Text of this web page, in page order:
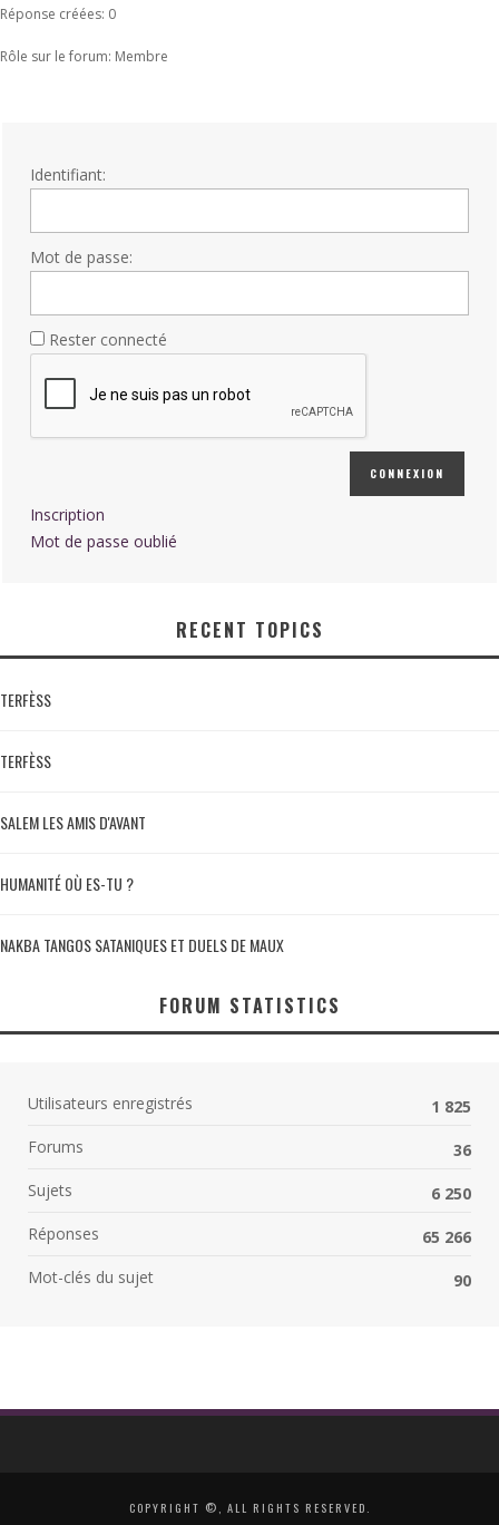
Réponse créées: 0
Rôle sur le forum: Membre
Identifiant:
Mot de passe:
Rester connecté
CONNEXION
Inscription
Mot de passe oublié
RECENT TOPICS
TERFÈSS
TERFÈSS
SALEM LES AMIS D'AVANT
HUMANITÉ OÙ ES-TU ?
NAKBA TANGOS SATANIQUES ET DUELS DE MAUX
FORUM STATISTICS
Utilisateurs enregistrés
1 825
Forums
36
Sujets
6 250
Réponses
65 266
Mot-clés du sujet
90
COPYRIGHT ©, ALL RIGHTS RESERVED.